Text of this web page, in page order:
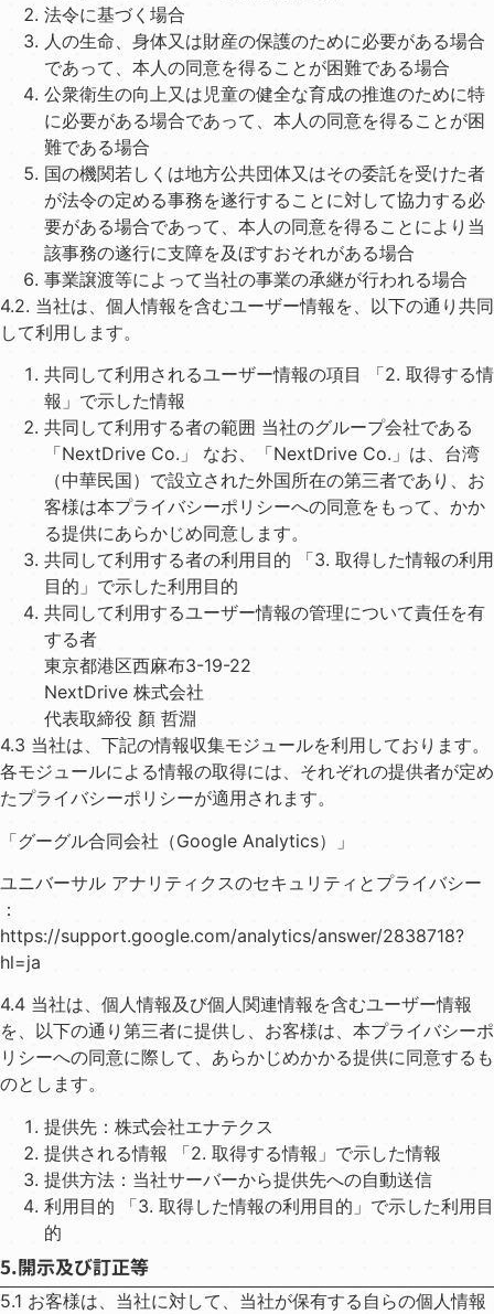
法令に基づく場合
⼈の⽣命、⾝体⼜は財産の保護のために必要がある場合
であって、本⼈の同意を得ることが困難である場合
公衆衛⽣の向上⼜は児童の健全な育成の推進のために特
に必要がある場合であって、本⼈の同意を得ることが困
難である場合
国の機関若しくは地⽅公共団体⼜はその委託を受けた者
が法令の定める事務を遂⾏することに対して協⼒する必
要がある場合であって、本⼈の同意を得ることにより当
該事務の遂⾏に⽀障を及ぼすおそれがある場合
事業譲渡等によって当社の事業の承継が⾏われる場合
4.2. 当社は、個⼈情報を含むユーザー情報を、以下の通り共同
して利⽤します。
共同して利⽤されるユーザー情報の項⽬ 「2. 取得する情
報」で⽰した情報
共同して利⽤する者の範囲 当社のグループ会社である
「NextDrive Co.」 なお、「NextDrive Co.」は、台湾
（中華⺠国）で設⽴された外国所在の第三者であり、お
客様は本プライバシーポリシーへの同意をもって、かか
る提供にあらかじめ同意します。
共同して利⽤する者の利⽤⽬的 「3. 取得した情報の利⽤
⽬的」で⽰した利⽤⽬的
共同して利⽤するユーザー情報の管理について責任を有
する者
東京都港区⻄⿇布3-19-22
NextDrive 株式会社
代表取締役 顏 哲淵
4.3 当社は、下記の情報収集モジュールを利⽤しております。
各モジュールによる情報の取得には、それぞれの提供者が定め
たプライバシーポリシーが適⽤されます。
「グーグル合同会社（Google Analytics）」
ユニバーサル アナリティクスのセキュリティとプライバシー
：
https://support.google.com/analytics/answer/2838718?
hl=ja
4.4 当社は、個⼈情報及び個⼈関連情報を含むユーザー情報
を、以下の通り第三者に提供し、お客様は、本プライバシーポ
リシーへの同意に際して、あらかじめかかる提供に同意するも
のとします。
提供先：株式会社エナテクス
提供される情報 「2. 取得する情報」で⽰した情報
提供⽅法：当社サーバーから提供先への⾃動送信
利⽤⽬的 「3. 取得した情報の利⽤⽬的」で⽰した利⽤⽬
的
5.開⽰及び訂正等
5.1 お客様は、当社に対して、当社が保有する⾃らの個⼈情報